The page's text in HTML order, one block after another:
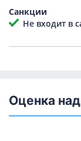
Санкции
Не входит в
Оценка